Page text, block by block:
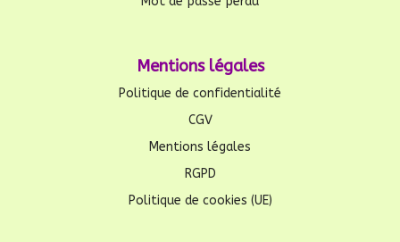
Mentions légales
Politique de confidentialité
CGV
Mentions légales
RGPD
Politique de cookies (UE)